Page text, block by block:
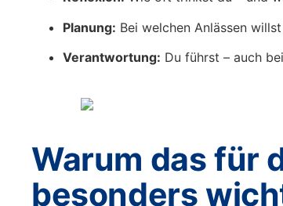
Planung: Bei welchen Anlässen
Verantwortung: Du führst – auch
Warum das für
besonders